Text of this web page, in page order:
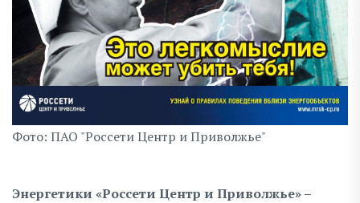
Фото: ПАО "Россети Центр и Приволжье"
Энергетики «Россети Центр и Приволжье» –